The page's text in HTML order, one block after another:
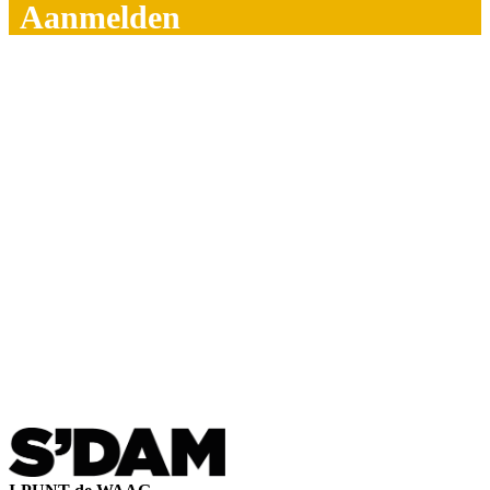
Aanmelden